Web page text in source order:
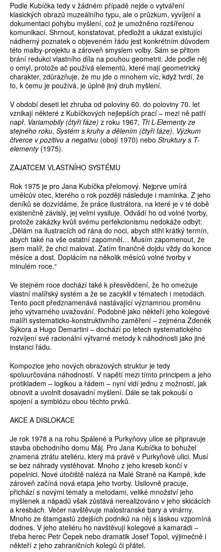
Podle Kubíčka tedy v žádném případě nejde o vytváření
klasických obrazů muzeálního typu, ale o průzkum, vyvíjení a
dokumentaci pohybu myšlení, což je umožněno rozšířenou
komunikací. Shrnout, konstatovat, předložit a ukázat existující
nádherný poznatek o objeveném řádu jest konkrétním důvodem
této malby-projektu a zároveň smyslem volby. Sám se přitom
brání redukci vlastního díla na pouhou geometrii. Jde podle něj
o omyl, protože ač používá elementů, které mají geometrický
charakter, zdůrazňuje, že mu jde o mnohem víc, když tvrdí, že
to, k čemu je používá, je úplně jiný druh myšlení.
V období deseti let zhruba od poloviny 60. do poloviny 70. let
vznikají některé z Kubíčkových nejlepších prací – mezi ně patří
např. Variamobily (čtyři fáze) z roku 1967, Tři L-Elementy ze
stejného roku, Systém s kruhy a dělením (čtyři fáze), Výzkum
čtverce v pozitivu a negativu (obojí 1970) nebo Struktury s T-
elementy(1975).
ZAJATCEM VLASTNÍHO SYSTÉMU
Rok 1975 je pro Jana Kubíčka přelomový. Nejprve umírá
umělcův otec, kterého o rok později následuje i maminka. Z jeho
deníků se dozvídáme, že práce ilustrátora, na které je v té době
existenčně závislý, jej velmi vysiluje. Odvádí ho od volné tvorby,
protože zakázky kvůli svému perfekcionismu nedokáže odbýt:
„Dělám na ilustracích od rána do noci, abych stihl krátký termín,
abych také na vše ostatní zapomněl… Musím zapomenout, že
jsem malíř, že chci malovat. Zatím finančně dojdu vždy do konce
měsíce a dost. Doplácím na několik měsíců volné tvorby v
minulém roce.“
Ve stejném roce dochází také k přesvědčení, že ho omezuje
vlastní malířský systém a že se zacyklil v tématech i metodách.
Tento pocit předznamenává nastávající významnou proměnu
jeho výtvarného uvažování. Podobně jako někteří jeho kolegové
malíři systematicko-konstruktivního zaměření – zejména Zdeněk
Sýkora a Hugo Demartini – dochází po letech systematického
rozvíjení své racionální výtvarné metody k náhodnosti jako jiné
instanci řádu.
Kompozice jeho nových obrazových struktur je tedy
spoluurčována náhodností. V napětí mezi tímto principem a jeho
protikladem – logikou a řádem – nyní vidí jednu z možností, jak
obnovit a uvolnit dosavadní myšlení. Dále se tak pokouší o
spojení a symbiózu obou těchto prvků.
AKCE A DISLOKACE
Je rok 1978 a na rohu Spálené a Purkyňovy ulice se připravuje
stavba obchodního domu Máj. Pro Jana Kubíčka to bohužel
znamená ztrátu ateliéru, který má právě v Purkyňově ulici. Musí
se bez náhrady vystěhovat. Mnoho z jeho kreseb končí v
popelnici. Nové útočiště nalézá na Malé Straně na Kampě, kde
zároveň začíná nová etapa jeho tvorby. Usilovně pracuje,
přichází s novými tématy a metodami, veliké množství jeho
myšlenek a nápadů však zůstává nerealizováno v jeho skicácích
a kresbách. Večer navštěvuje malostranské bary a vinárny.
Mnoho ze štamgastů zdejších podniků na něj s láskou vzpomíná
dodnes. V jeho ateliéru ho navštěvují kolegové a kamarádi –
třeba herec Petr Čepek nebo dramatik Josef Topol, výjimečně i
někteří z jeho zahraničních kolegů či přátel.